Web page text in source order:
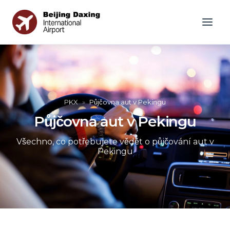
PKX » Půjčovna aut v Pekingu
Půjčovna aut v Pekingu
Všechno, co potřebujete vědět o půjčování aut v
Pekingu